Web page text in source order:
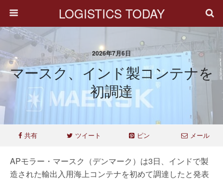
LOGISTICS TODAY
2026年7月6日
マースク、インド製コンテナを
初調達
共有 ツイート ピン メール
APモラー・マースク（デンマーク）は3日、インドで製
造された輸出入用海上コンテナを初めて調達したと発表